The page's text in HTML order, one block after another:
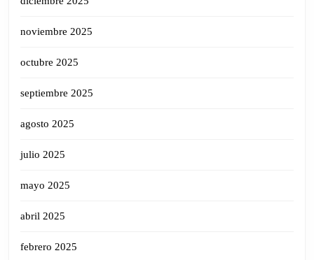
noviembre 2025
octubre 2025
septiembre 2025
agosto 2025
julio 2025
mayo 2025
abril 2025
febrero 2025